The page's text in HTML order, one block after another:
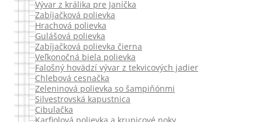
Vývar z králika pre Janíčka
Zabíjačková polievka
Hrachová polievka
Gulášová polievka
Zabíjačková polievka čierna
Veľkonočná biela polievka
Falošný hovädzí vývar z tekvicových jadier
Chlebová cesnačka
Zeleninová polievka so šampiňónmi
Silvestrovská kapustnica
Cibulačka
Karfiolová polievka a krupicové noky